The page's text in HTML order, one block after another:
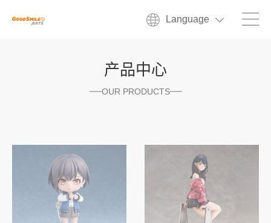
Language
产品中心
OUR PRODUCTS